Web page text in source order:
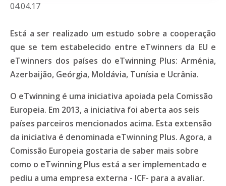
04.04.17
Está a ser realizado um estudo sobre a cooperação
que se tem estabelecido entre eTwinners da EU e
eTwinners dos países do eTwinning Plus: Arménia,
Azerbaijão, Geórgia, Moldávia, Tunísia e Ucrânia.
O eTwinning é uma iniciativa apoiada pela Comissão
Europeia. Em 2013, a iniciativa foi aberta aos seis
países parceiros mencionados acima. Esta extensão
da iniciativa é denominada eTwinning Plus. Agora, a
Comissão Europeia gostaria de saber mais sobre
como o eTwinning Plus está a ser implementado e
pediu a uma empresa externa - ICF- para a avaliar.